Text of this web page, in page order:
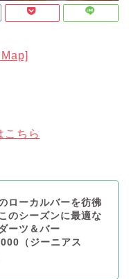
こちら
ローカルバーを彷彿
のシーズンに最適な
ーツ＆バー
（ジーニアス